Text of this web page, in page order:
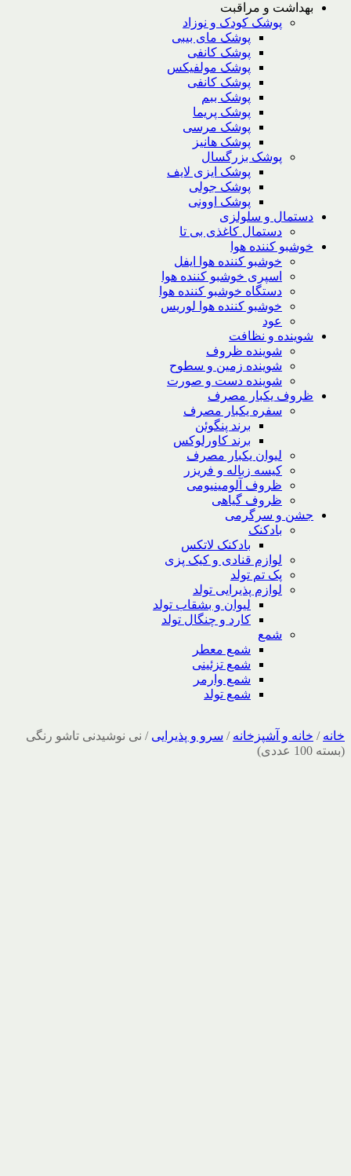
بهداشت و مراقبت
پوشک کودک و نوزاد
پوشک مای بیبی
پوشک کانفی
پوشک مولفیکس
پوشک کانفی
پوشک ببم
پوشک پریما
پوشک مرسی
پوشک هانیز
پوشک بزرگسال
پوشک ایزی لایف
پوشک جولی
پوشک اوونی
دستمال و سلولزی
دستمال کاغذی بی تا
خوشبو کننده هوا
خوشبو کننده هوا ایفل
اسپری خوشبو کننده هوا
دستگاه خوشبو کننده هوا
خوشبو کننده هوا لوریس
عود
شوینده و نظافت
شوینده ظروف
شوینده زمین و سطوح
شوینده دست و صورت
ظروف یکبار مصرف
سفره یکبار مصرف
برند پنگوئن
برند کاورلوکس
لیوان یکبار مصرف
کیسه زباله و فریزر
ظروف آلومینیومی
ظروف گیاهی
جشن و سرگرمی
بادکنک
بادکنک لاتکس
لوازم قنادی و کیک پزی
پک تم تولد
لوازم پذیرایی تولد
لیوان و بشقاب تولد
کارد و چنگال تولد
شمع
شمع معطر
شمع تزئینی
شمع وارمر
شمع تولد
خانه / خانه و آشپزخانه / سرو و پذیرایی / نی نوشیدنی تاشو رنگی
(بسته 100 عددی)